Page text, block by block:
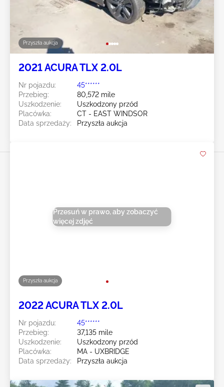
Przyszła aukcja
2021 ACURA TLX 2.0L
Nr pojazdu:
45******
Przebieg:
80,572 mile
Uszkodzenie:
Uszkodzony przód
Placówka:
CT - EAST WINDSOR
Data sprzedaży:
Przyszła aukcja
Przyszła aukcja
Przesuń w prawo, aby zobaczyć
więcej zdjęć
2022 ACURA TLX 2.0L
Nr pojazdu:
45******
Przebieg:
37,135 mile
Uszkodzenie:
Uszkodzony przód
Placówka:
MA - UXBRIDGE
Data sprzedaży:
Przyszła aukcja